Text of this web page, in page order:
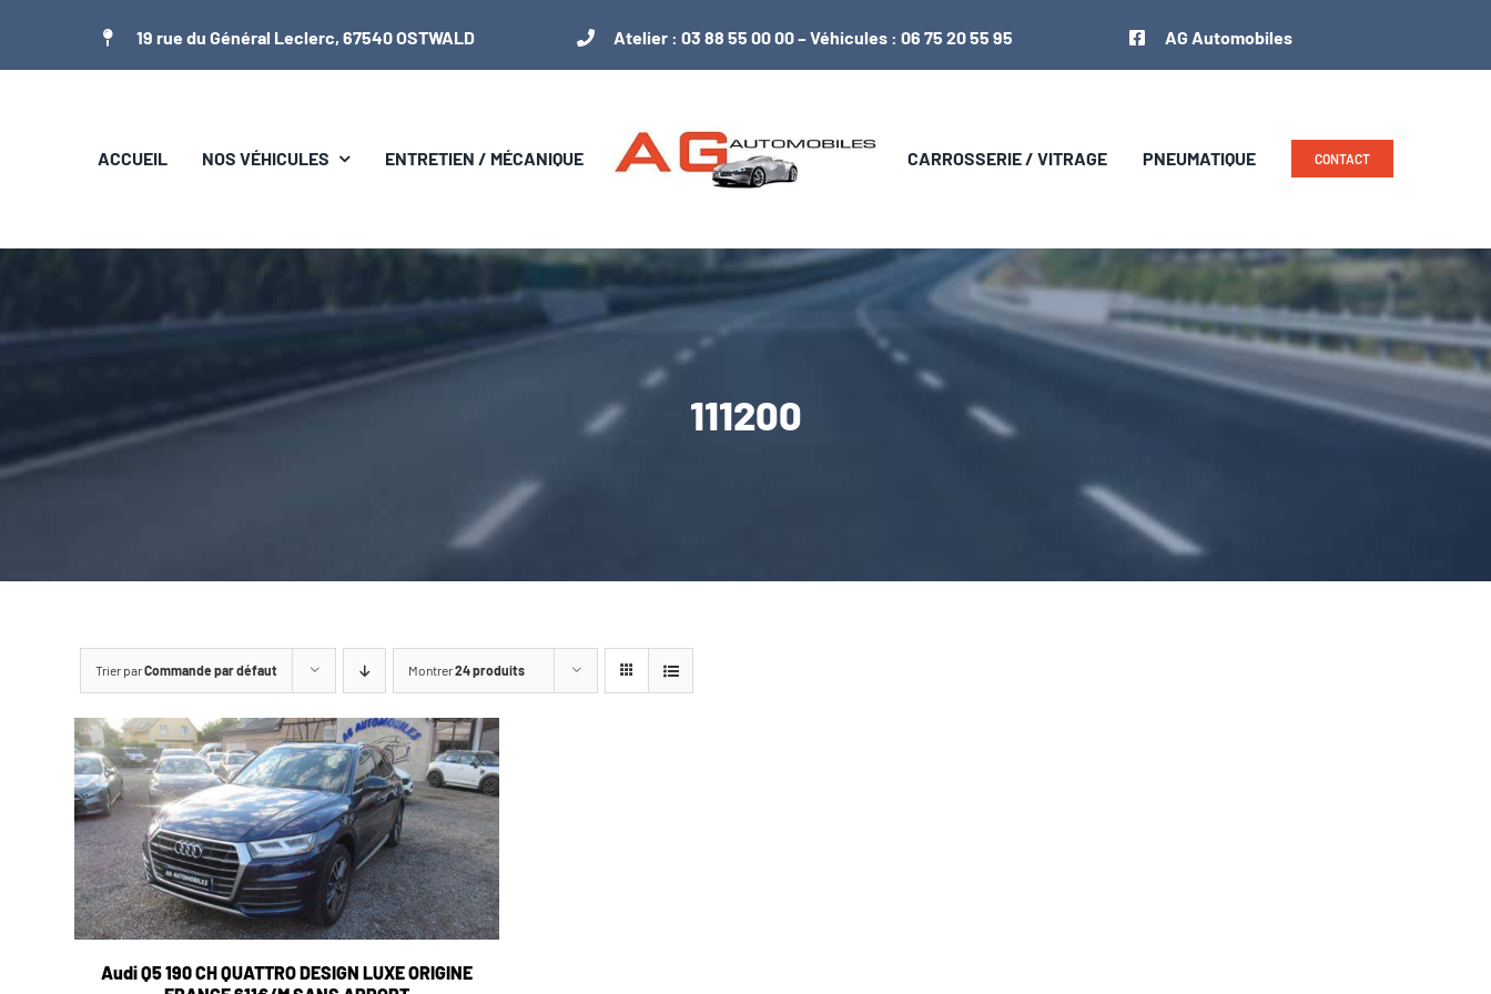
contenu
19 rue du Général Leclerc, 67540 OSTWALD Atelier : 03 88 55 00 00– Véhicules : 06 75 20 55 95 AG Automobiles
ACCUEIL NOS VÉHICULES ENTRETIEN / MÉCANIQUE CARROSSERIE / VITRAGE PNEUMATIQUE CONTACT
111200
Trier parCommande par défaut Montrer24 produits
Audi Q5 190 CH QUATTRO DESIGN LUXE ORIGINE